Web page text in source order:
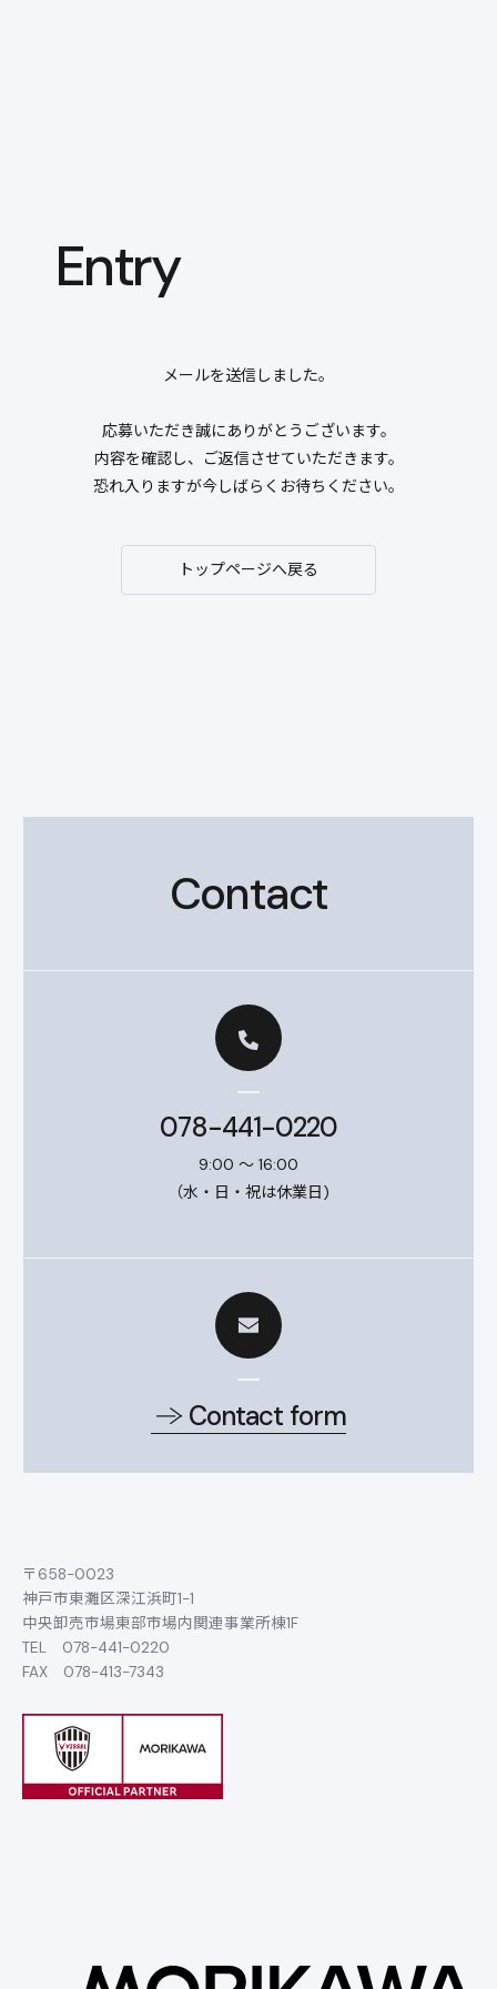
Entry
メールを送信しました。
応募いただき誠にありがとうございます。
内容を確認し、ご返信させていただきます。
恐れ入りますが今しばらくお待ちください。
トップページへ戻る
Contact
078-441-0220
9:00 ～ 16:00
（水・日・祝は休業日)
Contact form
〒658-0023
神戸市東灘区深江浜町1-1
中央卸売市場東部市場内関連事業所棟1F
TEL 078-441-0220
FAX 078-413-7343